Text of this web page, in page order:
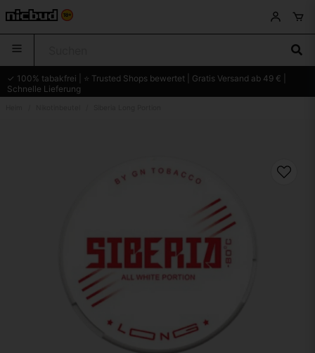
✓ 100% tabakfrei | ⭐ Trusted Shops bewertet | Gratis Versand ab 49 € |
Schnelle Lieferung